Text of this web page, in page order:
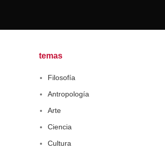
temas
Filosofía
Antropología
Arte
Ciencia
Cultura